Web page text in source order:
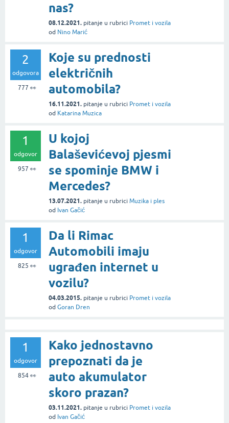
nas?
08.12.2021. pitanje u rubrici Promet i vozila
od Nino Marić
2
odgovora
777 👀
Koje su prednosti
električnih
automobila?
16.11.2021. pitanje u rubrici Promet i vozila
od Katarina Muzica
1
odgovor
957 👀
U kojoj
Balaševićevoj pjesmi
se spominje BMW i
Mercedes?
13.07.2021. pitanje u rubrici Muzika i ples
od Ivan Gačić
1
odgovor
825 👀
Da li Rimac
Automobili imaju
ugrađen internet u
vozilu?
04.03.2015. pitanje u rubrici Promet i vozila
od Goran Dren
1
odgovor
854👀
Kako jednostavno
prepoznati da je
auto akumulator
skoro prazan?
03.11.2021. pitanje u rubrici Promet i vozila
od Ivan Gačić